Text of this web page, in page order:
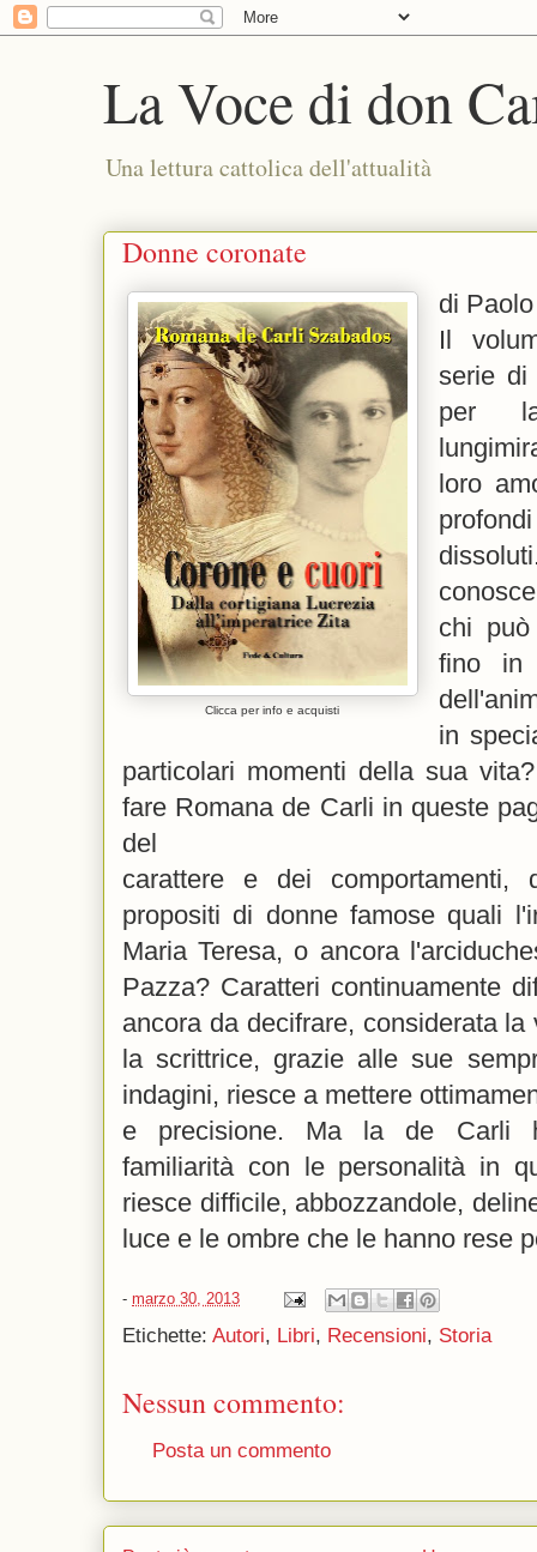
La Voce di don
Una lettura cattolica dell'attualità
Donne coronate
Clicca per info e acquisti
di
Il
serie di
per
loro
chi
fino in
in
particolari momenti della sua
fare Romana de Carli in queste
del
carattere e dei comportamenti,
propositi di donne famose quali
Maria Teresa, o ancora
Pazza? Caratteri continuamente
ancora da decifrare, considerata
la scrittrice, grazie alle sue
indagini, riesce a mettere
e precisione. Ma la de Carli
familiarità con le personalità in
riesce difficile, abbozzandole,
luce e le ombre che le hanno rese
- marzo 30, 2013
Etichette: Autori, Libri, Recensioni, Storia
Nessun commento:
Posta un commento